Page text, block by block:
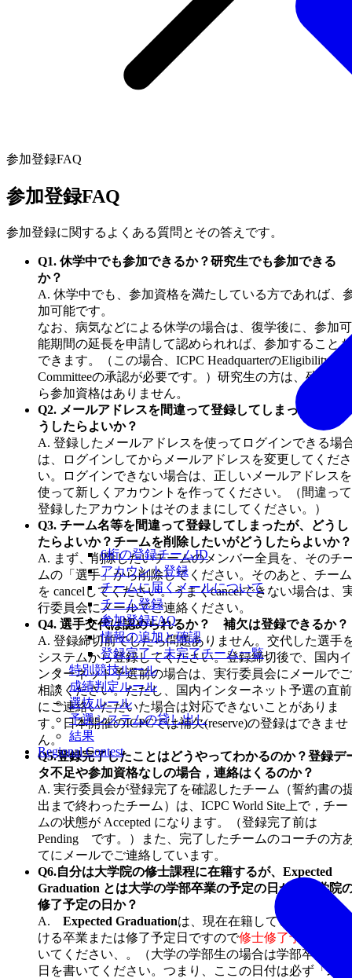
6桁の登録チームID
アカウント登録
チームに届くメールについて
チーム登録
参加登録FAQ
情報の追加と確認
登録完了・未完了チーム一覧
特別競技ルール
成績判定ルール
選抜ルール
予選システムの貸し出し
結果
Regional Contest
参加登録FAQ
参加登録FAQ
参加登録に関するよくある質問とその答えです。
Q1. 休学中でも参加できるか？研究生でも参加できる
か？
A. 休学中でも、参加資格を満たしている方であれば、
加可能です。
なお、病気などによる休学の場合は、復学後に、参加可
能期間の延長を申請して認められれば、参加することも
できます。（この場合、ICPC HeadquarterのEligibility
Committeeの承認が必要です。）研究生の方は、残念な
ら参加資格はありません。
Q2. メールアドレスを間違って登録してしまったが、ど
うしたらよいか？
A. 登録したメールアドレスを使ってログインできる場
は、ログインしてからメールアドレスを変更してくださ
い。ログインできない場合は、正しいメールアドレスを
使って新しくアカウントを作ってください。（間違って
登録したアカウントはそのままにしてください。）
Q3. チーム名等を間違って登録してしまったが、どうし
たらよいか？チームを削除したいがどうしたらよいか？
A. まず、削除したいチームのメンバー全員を、そのチ
ムの「選手」から削除してください。そのあと、チーム
を cancelしてください。うまくcancelできない場合は、
行委員会にメールでご連絡ください。
Q4. 選手交代は認められるか？ 補欠は登録できるか？
A. 登録締切前でしたら問題ありません。交代した選手
システムから登録してください。登録締切後で、国内イ
ンターネット予選前の場合は、実行委員会にメールでご
相談ください。ただし、国内インターネット予選の直前
にご連絡いただいた場合は対応できないことがありま
す。日本開催のICPCでは補欠(reserve)の登録はできませ
ん。
Q5.登録完了したことはどうやってわかるのか？登録デ
タ不足や参加資格なしの場合，連絡はくるのか？
A. 実行委員会が登録完了を確認したチーム（誓約書の
出まで終わったチーム）は、ICPC World Site上で，チー
ムの状態が Accepted になります。（登録完了前は
Pending です。）また、完了したチームのコーチの方
てにメールでご連絡しています。
Q6.自分は大学院の修士課程に在籍するが、Expected
Graduation とは大学の学部卒業の予定の日か、大学院
修了予定の日か？
A. Expected Graduationは、現在在籍している課程に
ける卒業または修了予定日ですので修士修了予定日
いてください、。（大学の学部生の場合は学部卒業予定
日を書いてください。つまり、ここの日付は必ず「未